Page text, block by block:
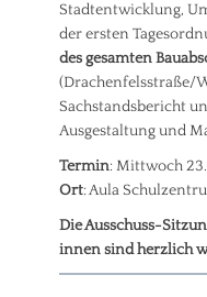
l
t
s
t
a
d
,
B
u
e
e
i
n
Tags
u
e
B
e
Stadtentwicklung,
der ersten
des gesamten
(Drachenfelsstraße/
Sachstandsbericht
Ausgestaltung und
Termin: Mittwoch
Ort: Aula
Die Ausschuss-
innen sind herzlich